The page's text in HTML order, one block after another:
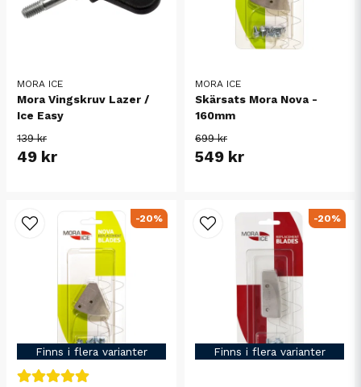
MORA ICE
Mora Vingskruv Lazer /
Ice Easy
139 kr
49 kr
MORA ICE
Skärsats Mora Nova -
160mm
699 kr
549 kr
Finns i flera varianter
-20%
Finns i flera varianter
-20%